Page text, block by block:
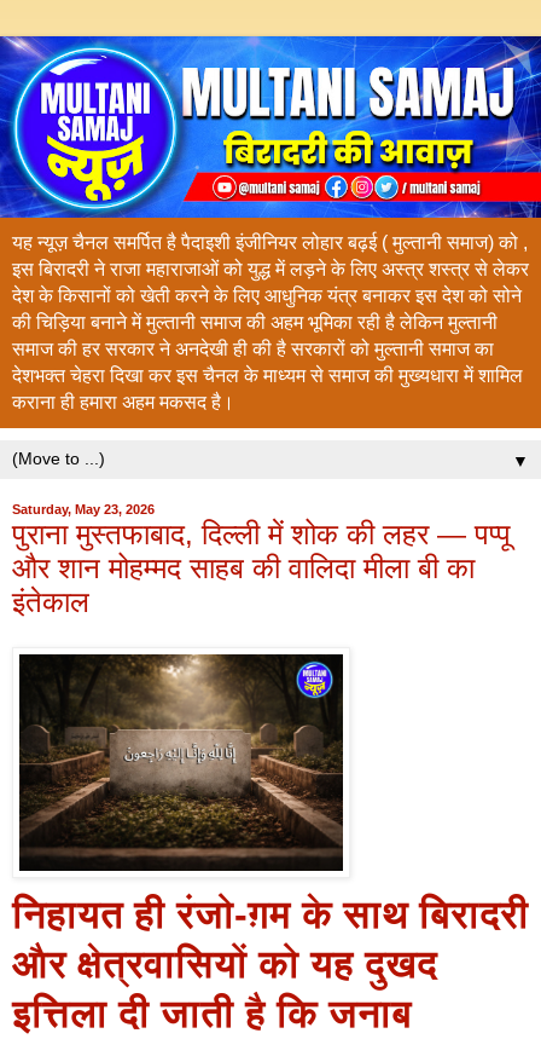
यह न्यूज़ चैनल समर्पित है पैदाइशी इंजीनियर लोहार बढ़ई ( मुल्तानी समाज) को ,
इस बिरादरी ने राजा महाराजाओं को युद्ध में लड़ने के लिए अस्त्र शस्त्र से लेकर
देश के किसानों को खेती करने के लिए आधुनिक यंत्र बनाकर इस देश को सोने
की चिड़िया बनाने में मुल्तानी समाज की अहम भूमिका रही है लेकिन मुल्तानी
समाज की हर सरकार ने अनदेखी ही की है सरकारों को मुल्तानी समाज का
देशभक्त चेहरा दिखा कर इस चैनल के माध्यम से समाज की मुख्यधारा में शामिल
कराना ही हमारा अहम मकसद है।
▼
Saturday, May 23, 2026
पुराना मुस्तफाबाद, दिल्ली में शोक की लहर — पप्पू
और शान मोहम्मद साहब की वालिदा मीला बी का
इंतेकाल
निहायत ही रंजो-ग़म के साथ बिरादरी
और क्षेत्रवासियों को यह दुखद
इत्तिला दी जाती है कि जनाब